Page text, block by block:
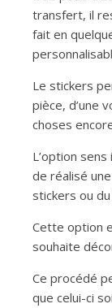
transfert, il
fait en
Le stickers
pièce, d’une
choses
L’option
de réalisé
stickers ou
Cette option
souhaite
Ce procédé
que celui-ci